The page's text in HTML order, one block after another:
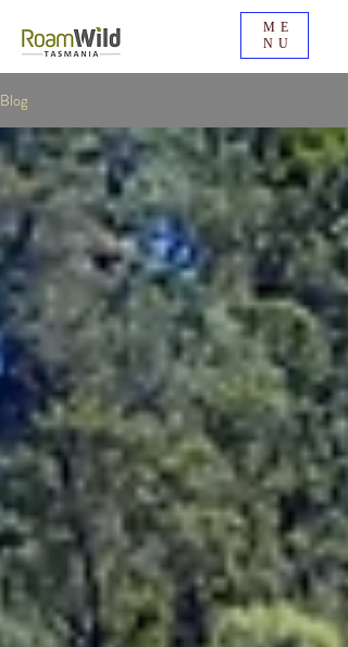
ME
NU
Blog